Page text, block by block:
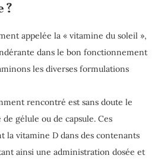
?
appelée la « vitamine du soleil »,
dans le bon fonctionnement
les diverses formulations
rencontré est sans doute le
gélule ou de capsule. Ces
la vitamine D dans des contenants
ainsi une administration dosée et